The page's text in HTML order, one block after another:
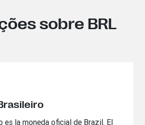
sobre BRL
es la moneda oficial de Brazil. El